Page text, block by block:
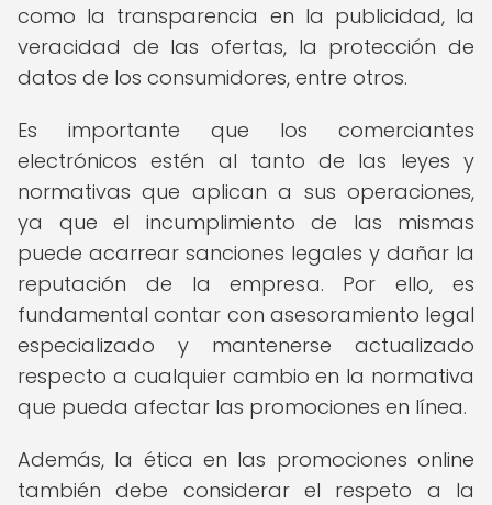
como la transparencia en la publicidad, la
veracidad de las ofertas, la protección de
datos de los consumidores, entre otros.
Es importante que los comerciantes
electrónicos estén al tanto de las leyes y
normativas que aplican a sus operaciones,
ya que el incumplimiento de las mismas
puede acarrear sanciones legales y dañar la
reputación de la empresa. Por ello, es
fundamental contar con asesoramiento legal
especializado y mantenerse actualizado
respecto a cualquier cambio en la normativa
que pueda afectar las promociones en línea.
Además, la ética en las promociones online
también debe considerar el respeto a la